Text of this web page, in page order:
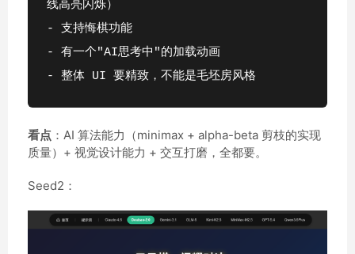
线高亮闪烁）
- 支持悔棋功能
- 有一个"AI思考中"的加载动画
- 整体 UI 要精致，不能是毛坯房风格
看点 ：AI 算法能力（minimax + alpha-beta 剪枝的实现
质量）+ 视觉设计能力 + 交互打磨，全都要。
Seed2：